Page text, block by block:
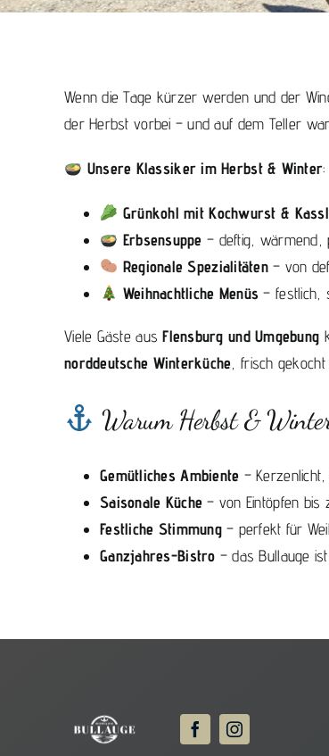
Wenn die Tage kürzer werden und der
der Herbst vorbei – und auf dem Teller
Unsere Klassiker im Herbst & Winter:
Grünkohl mit Kochwurst &
Erbsensuppe – deftig, wärmend,
Regionale Spezialitäten – von
Weihnachtliche Menüs – festlich,
Viele Gäste ausFlensburg und Umgebung
norddeutsche Winterküche , frisch
Warum Herbst &
Gemütliches Ambiente –
Saisonale Küche – von Eintöpfen bis
Festliche Stimmung– perfekt für
Ganzjahres-Bistro – das Bullauge